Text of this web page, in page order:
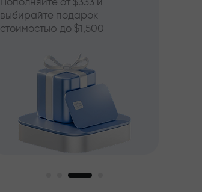
Пополняйте от $333 и
выбирайте подарок
стоимостью до $1,500